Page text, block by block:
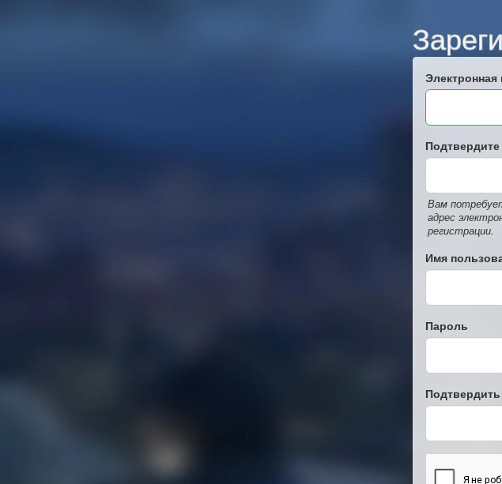
Электронная
Вам
адрес
регистрации.
Имя
Пароль